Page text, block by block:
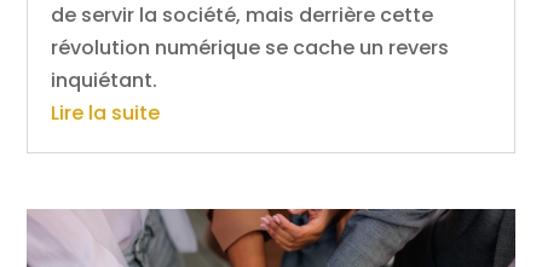
de servir la société, mais derrière cette
révolution numérique se cache un revers
inquiétant.
Lire la suite